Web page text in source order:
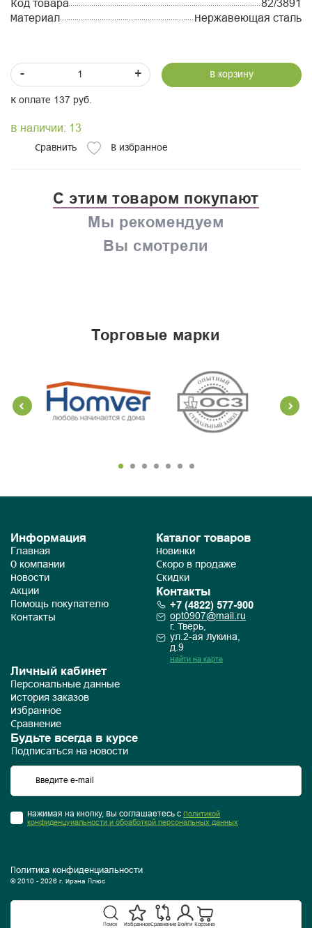
Поиск ИзбранноеСравнение Войти Корзина
Код товара
82/3891
Материал
Нержавеющая сталь
- + В корзину
К оплате 137 руб.
В наличии: 13
Сравнить В избранное
С этим товаром покупают
Мы рекомендуем
Вы смотрели
торговые марки
Информация
Главная
О компании
Новости
Акции
Помощь покупателю
Контакты
Каталог товаров
Новинки
Скоро в продаже
Скидки
Контакты
+7 (4822) 577-900
opt0907@mail.ru
г. Тверь,
ул.2-ая Лукина,
д.9
Найти на карте
Личный кабинет
Персональные данные
История заказов
Избранное
Сравнение
Будьте всегда в курсе
Подписаться на новости
Нажимая на кнопку, Вы соглашаетесь с Политикой
конфиденцуиальности и обработкой персональных данных
Политика конфиденциальности
© 2010 - 2026 г. Ирэна Плюс